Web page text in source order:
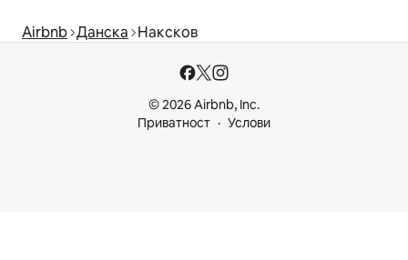
Airbnb Данска Наксков
© 2026 Airbnb, Inc.
Приватност
Услови